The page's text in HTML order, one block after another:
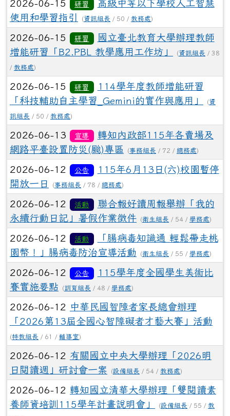
2026-06-15 研習
高級中等以下學校人工智慧
使用和學習指引
(資訊組長 / 50 / 教務處)
2026-06-15 研習
國立臺北教育大學辦理教師
增能研習「B2.PBL 教學應用工作坊」
(資訊組長 / 38
/ 教務處)
2026-06-15 研習
114學年度教師增能研習
「科技輔助自主學習_Gemini的實作與應用」
(資
訊組長 / 50 / 教務處)
2026-06-13 宣導
轉知內政部115年各賣場及
網路平臺設置防災(颱)專區
(事務組長 / 72 / 總務處)
2026-06-12 公告
115年6月13日(六)校園暫停
開放一日
(事務組長 / 78 / 總務處)
2026-06-12 活動
聯合報好讀周報舉辦「我的
永續行動日記」暑假作業徵件
(衛生組長 / 54 / 學務處)
2026-06-12 活動
「腸病毒知識通 輕鬆帶走桃
園幣！」腸病毒防治宣導活動
(衛生組長 / 55 / 學務處)
2026-06-12 公告
115學年度全國學生美術比
賽實施要點
(訓育組長 / 48 / 學務處)
2026-06-12 中華民國智障者家長總會辦理
「2026第13屆全國心智障礙者才藝大賽」活動
(特教組長 / 61 / 輔導室)
2026-06-12 有關國立中央大學辦理「2026明
日閱讀週」研討會一案
(設備組長 / 54 / 教務處)
2026-06-12 轉知國立清華大學辦理「雙閱讀素
養師資培訓115學年計畫說明會」
(設備組長 / 55 / 教